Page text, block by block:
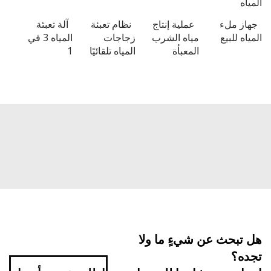
ملء
للبيع
عملية إنتاج
مياه الشرب
نظام تعبئة
زجاجات
المياه تلقائيًا
آلة تعبئة
المياه 3 في
1
عن شيءٍ ما ولا